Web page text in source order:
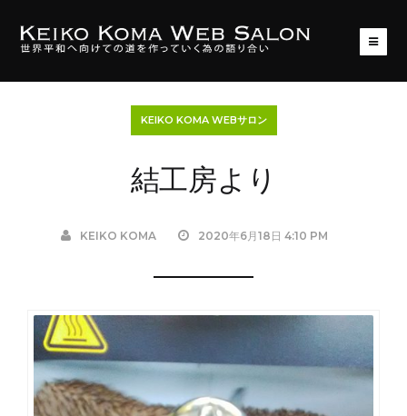
KEIKO KOMA WEBサロン
結工房より
KEIKO KOMA 2020年6月18日 4:10 PM